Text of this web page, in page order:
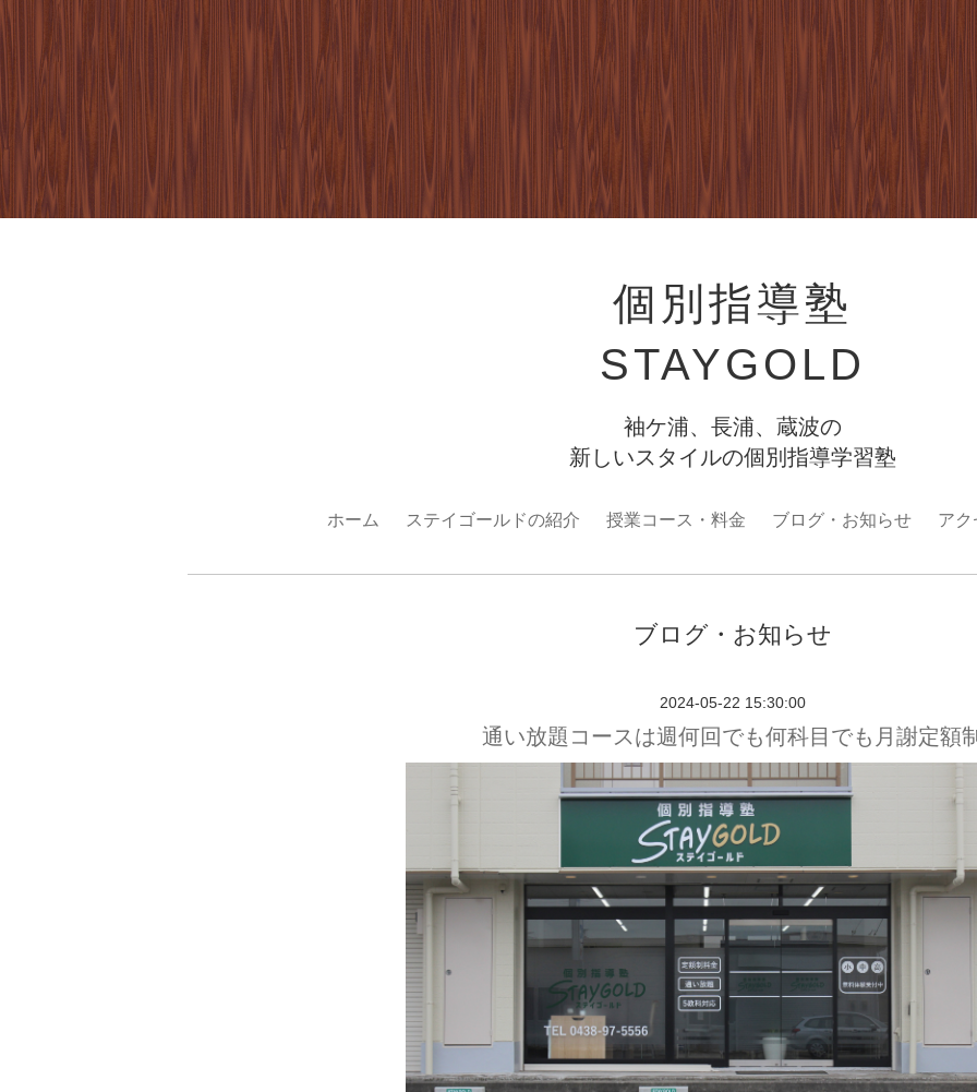
個別指導塾
STAYGOLD
袖ケ浦、長浦、蔵波の
新しいスタイルの個別指導学習塾
ホーム ステイゴールドの紹介 授業コース・料金 ブログ・お知らせ アク
ブログ・お知らせ
2024-05-22 15:30:00
通い放題コースは週何回でも何科目でも月謝定額